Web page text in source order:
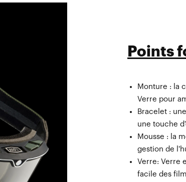
Points
Monture : la
Verre pour
Bracelet :
une touche
Mousse : la
gestion de
Verre: Verre
facile des
Extra clear
Sac en